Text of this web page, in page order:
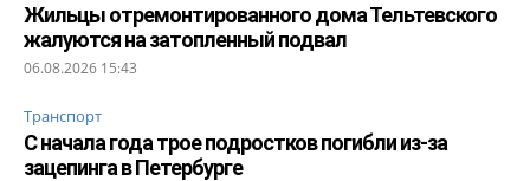
Жильцы отремонтированного дома Тельтевского
жалуются на затопленный подвал
06.08.2026 15:43
Транспорт
С начала года трое подростков погибли из-за
зацепинга в Петербурге